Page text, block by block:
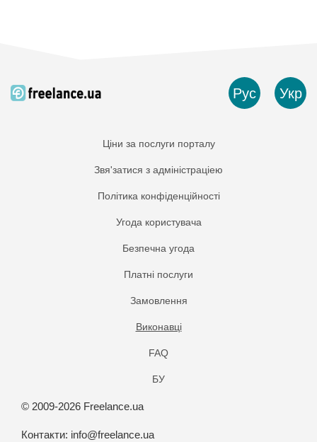
Рус Укр
Ціни за послуги порталу
Звя'затися з адміністраціею
Політика конфіденційності
Угода користувача
Безпечна угода
Платнi послуги
Замовлення
Виконавці
FAQ
БУ
© 2009-2026 Freelance.ua
Контакти: info@freelance.ua